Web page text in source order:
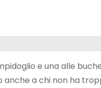
e una alle
anche a chi non ha